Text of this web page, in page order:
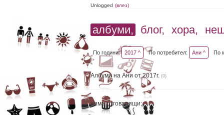
Unlogged (влез)
албуми, блог, хора,
По години: 2017 ^ По потребител: Ани ^ По
Албуми на Ани от 2017г. (0)
няма отговарящи;